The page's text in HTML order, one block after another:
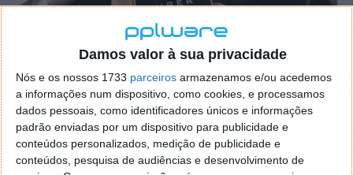
Damos valor à sua privacidade
Nós e os nossos 1733 parceiros armazenamos e/ou acedemos
a informações num dispositivo, como cookies, e processamos
dados pessoais, como identificadores únicos e informações
padrão enviadas por um dispositivo para publicidade e
conteúdos personalizados, medição de publicidade e
conteúdos, pesquisa de audiências e desenvolvimento de
Serviço cada vez mais adaptado às
necessidades dos clientes
Adaptando a oferta à imprevisibilidade das viagens